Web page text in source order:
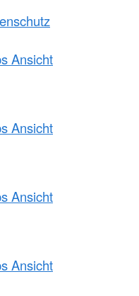
Ansicht
Ansicht
Ansicht
Ansicht